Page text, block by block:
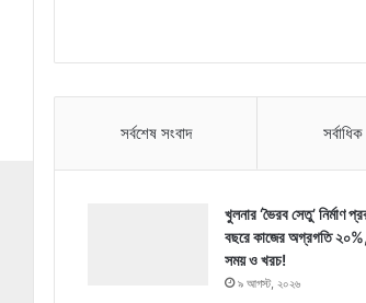
সর্বশেষ সংবাদ
খুলনার ‘ভৈরব সেতু’ নির্মাণ
বছরে কাজের অগ্রগতি
সময় ও খরচ!
৯ আগস্ট, ২০২৬